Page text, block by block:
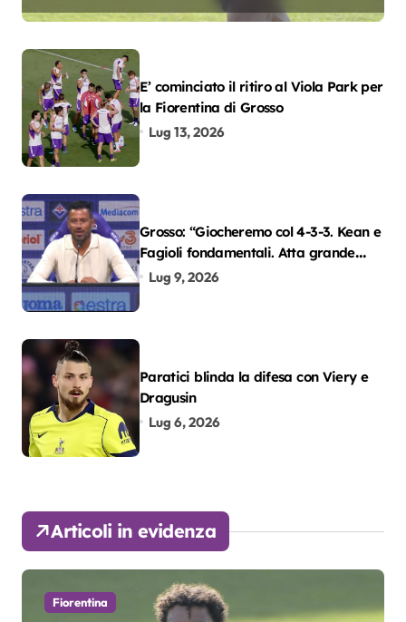
E’ cominciato il ritiro al Viola Park per
la Fiorentina di Grosso
Lug 13, 2026
Grosso: “Giocheremo col 4-3-3. Kean e
Fagioli fondamentali. Atta grande
colpo”
Lug 9, 2026
Paratici blinda la difesa con Viery e
Dragusin
Lug 6, 2026
Articoli in evidenza
Fiorentina